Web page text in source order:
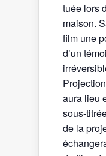
tuée lors
maison.
film une
d’un
aura lieu
sous-
de la